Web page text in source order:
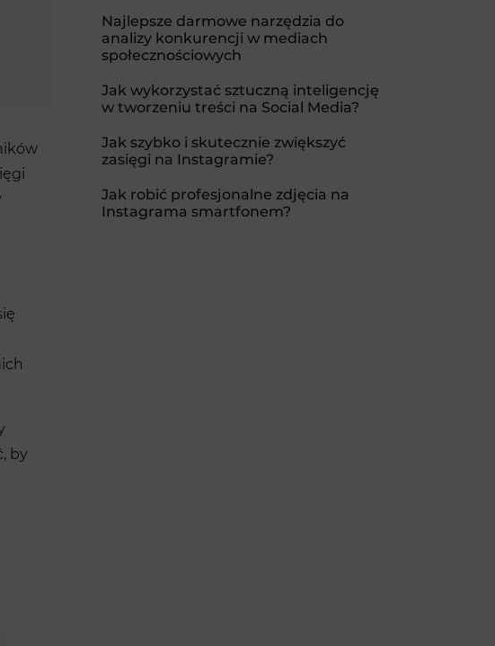
by
Najlepsze darmowe narzędzia do
analizy konkurencji w mediach
społecznościowych
Jak wykorzystać sztuczną inteligencję
w tworzeniu treści na Social Media?
Jak szybko i skutecznie zwiększyć
zasięgi na Instagramie?
Jak robić profesjonalne zdjęcia na
Instagrama smartfonem?